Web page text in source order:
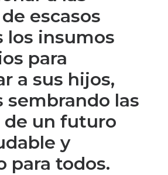
escasos
los insumos
para
a sus hijos,
sembrando las
de un futuro
y
para todos.